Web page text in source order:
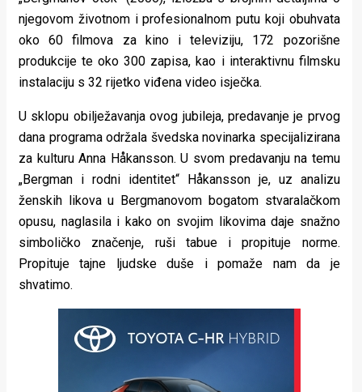
njegovom životnom i profesionalnom putu koji obuhvata
oko 60 filmova za kino i televiziju, 172 pozorišne
produkcije te oko 300 zapisa, kao i interaktivnu filmsku
instalaciju s 32 rijetko viđena video isječka.
U sklopu obilježavanja ovog jubileja, predavanje je prvog
dana programa održala švedska novinarka specijalizirana
za kulturu Anna Håkansson. U svom predavanju na temu
„Bergman i rodni identitet“ Håkansson je, uz analizu
ženskih likova u Bergmanovom bogatom stvaralačkom
opusu, naglasila i kako on svojim likovima daje snažno
simboličko značenje, ruši tabue i propituje norme.
Propituje tajne ljudske duše i pomaže nam da je
shvatimo.